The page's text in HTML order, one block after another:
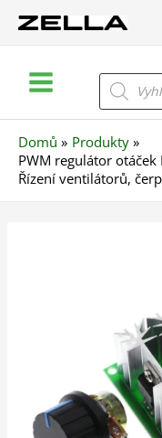
Menu
Products
search
Domů
Produkty
PWM regulátor
Řízení ventilátorů,
1200W